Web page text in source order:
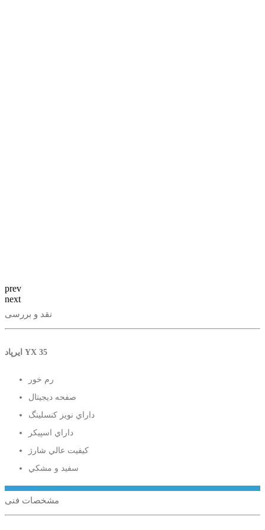
prev
next
نقد و بررسی
ایرپاد YX 35
كيفيت عالي شارژ
مشخصات فنی